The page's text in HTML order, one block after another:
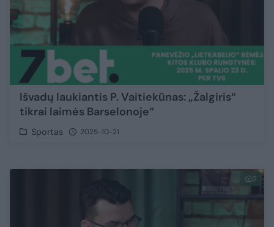
Išvadų laukiantis P. Vaitiekūnas: „Žalgiris“
tikrai laimės Barselonoje“
Sportas 2025-10-21
2